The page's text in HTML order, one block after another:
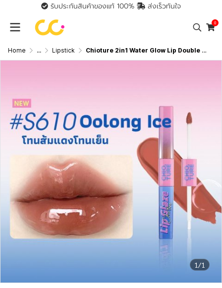
รับประกันสินค้าของแท้ 100% ส่งเร็วทันใจ
0
Home ... Lipstick Chioture 2in1 Water Glow Lip Double Touch Lipstick ชิวทรู ลิป2 หัว 2 in 1
1/1